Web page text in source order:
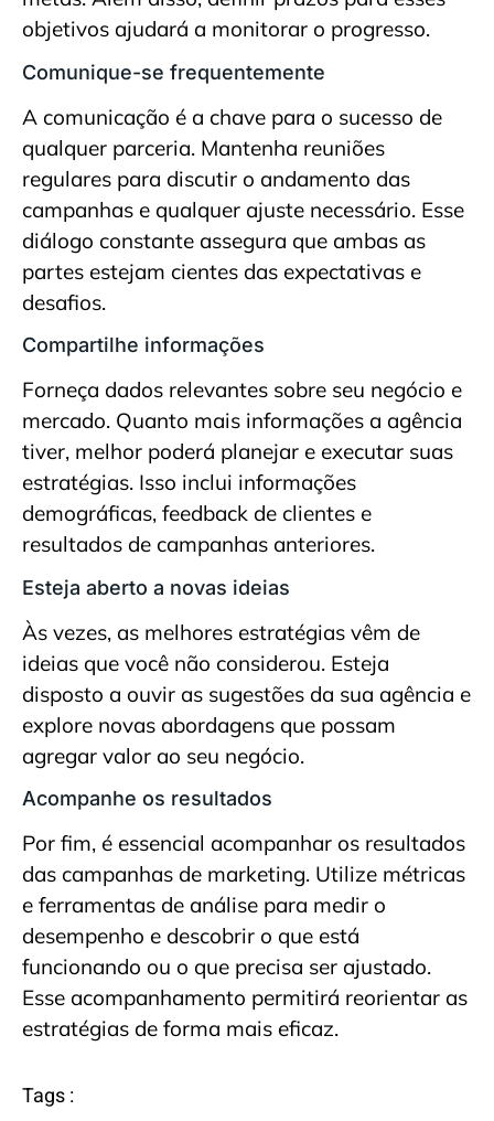
objetivos ajudará a monitorar o progresso.
Comunique-se frequentemente
A comunicação é a chave para o sucesso de
qualquer parceria. Mantenha reuniões
regulares para discutir o andamento das
campanhas e qualquer ajuste necessário. Esse
diálogo constante assegura que ambas as
partes estejam cientes das expectativas e
desafios.
Compartilhe informações
Forneça dados relevantes sobre seu negócio e
mercado. Quanto mais informações a agência
tiver, melhor poderá planejar e executar suas
estratégias. Isso inclui informações
demográficas, feedback de clientes e
resultados de campanhas anteriores.
Esteja aberto a novas ideias
Às vezes, as melhores estratégias vêm de
ideias que você não considerou. Esteja
disposto a ouvir as sugestões da sua agência e
explore novas abordagens que possam
agregar valor ao seu negócio.
Acompanhe os resultados
Por fim, é essencial acompanhar os resultados
das campanhas de marketing. Utilize métricas
e ferramentas de análise para medir o
desempenho e descobrir o que está
funcionando ou o que precisa ser ajustado.
Esse acompanhamento permitirá reorientar as
estratégias de forma mais eficaz.
Tags :